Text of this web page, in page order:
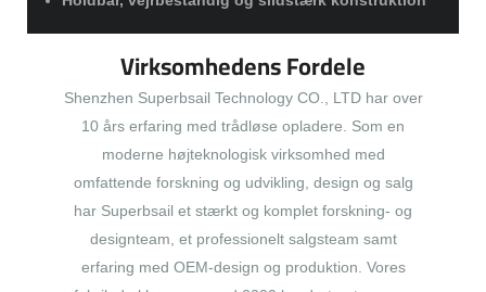
Virksomhedens Fordele
Shenzhen Superbsail Technology CO., LTD har over
10 års erfaring med trådløse opladere. Som en
moderne højteknologisk virksomhed med
omfattende forskning og udvikling, design og salg
har Superbsail et stærkt og komplet forskning- og
designteam, et professionelt salgsteam samt
erfaring med OEM-design og produktion. Vores